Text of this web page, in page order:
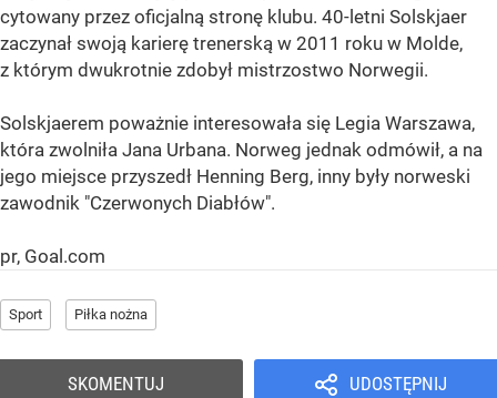
cytowany przez oficjalną stronę klubu. 40-letni Solskjaer
zaczynał swoją karierę trenerską w 2011 roku w Molde,
z którym dwukrotnie zdobył mistrzostwo Norwegii.
Solskjaerem poważnie interesowała się Legia Warszawa,
która zwolniła Jana Urbana. Norweg jednak odmówił, a na
jego miejsce przyszedł Henning Berg, inny były norweski
zawodnik "Czerwonych Diabłów".
pr, Goal.com
Sport Piłka nożna
UDOSTĘPNIJ
SKOMENTUJ